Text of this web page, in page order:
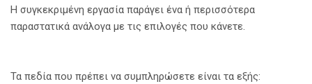
Η συγκεκριμένη εργασία παράγει ένα ή περισσότερα
παραστατικά ανάλογα με τις επιλογές που κάνετε.
Τα πεδία που πρέπει να συμπληρώσετε είναι τα εξής: